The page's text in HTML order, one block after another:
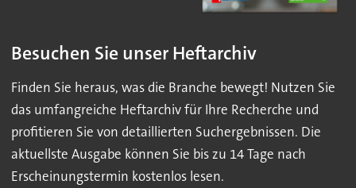
Besuchen Sie unser Heftarchiv
Finden Sie heraus, was die Branche bewegt! Nutzen Sie
das umfangreiche Heftarchiv für Ihre Recherche und
profitieren Sie von detaillierten Suchergebnissen. Die
aktuellste Ausgabe können Sie bis zu 14 Tage nach
Erscheinungstermin kostenlos lesen.